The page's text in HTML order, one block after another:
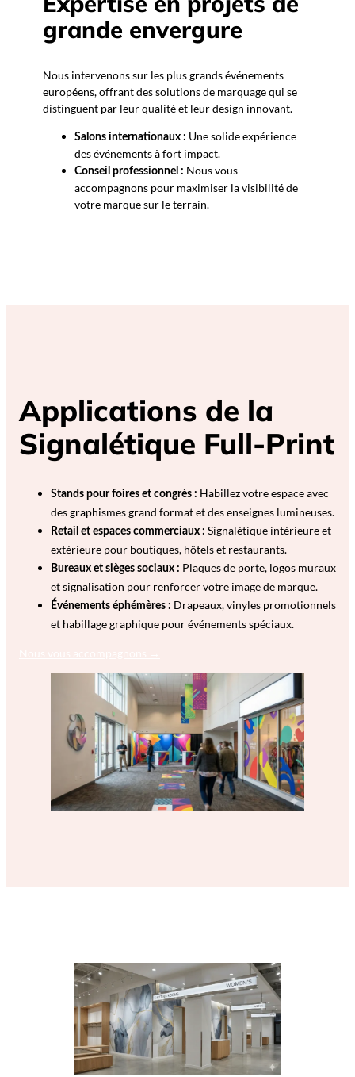
grande envergure
Nous intervenons sur les plus grands événements
européens, offrant des solutions de marquage qui se
distinguent par leur qualité et leur design innovant.
Salons internationaux : Une solide expérience
des événements à fort impact.
Conseil professionnel : Nous vous
accompagnons pour maximiser la visibilité de
votre marque sur le terrain.
Applications de la
Signalétique Full-Print
Stands pour foires et congrès : Habillez votre espace avec
des graphismes grand format et des enseignes lumineuses.
Retail et espaces commerciaux : Signalétique intérieure et
extérieure pour boutiques, hôtels et restaurants.
Bureaux et sièges sociaux : Plaques de porte, logos muraux
et signalisation pour renforcer votre image de marque.
Événements éphémères : Drapeaux, vinyles promotionnels
et habillage graphique pour événements spéciaux.